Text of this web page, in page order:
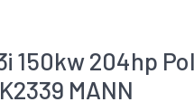
150kw 204hp
MANN